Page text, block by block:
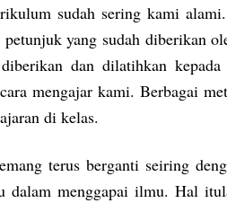
sudah sering kami
petunjuk yang sudah diberikan
dan dilatihkan
mengajar kami. Berbagai
di kelas.
terus berganti seiring
dalam menggapai ilmu. Hal